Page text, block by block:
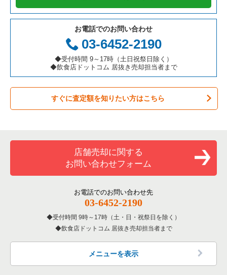
テイクアウトの居抜き売却物件の案件一覧
お弁当・惣菜・デリの居抜き売却物件の案件一覧
カラオケ・パブ・スナックの居抜き売却物件の案件一覧
バーの居抜き売却物件の案件一覧
居酒屋・ダイニングバーの居抜き売却物件の案件一覧
洋食の居抜き売却物件の案件一覧
その他の居抜き売却物件の案件一覧
岐阜県の飲食店の居抜き売却物件の案件一覧
三重県の飲食店の居抜き売却物件の案件一覧
横浜市港北区の飲食店の居抜き売却物件の案件一覧
横浜市神奈川区の飲食店の居抜き売却物件の案件一覧
横浜市都筑区の飲食店の居抜き売却物件の案件一覧
横浜市西区の飲食店の居抜き売却物件の案件一覧
川崎市宮前区の飲食店の居抜き売却物件の案件一覧
川崎市幸区の飲食店の居抜き売却物件の案件一覧
厚木市の飲食店の居抜き売却物件の案件一覧
中郡の飲食店の居抜き売却物件の案件一覧
三浦郡の飲食店の居抜き売却物件の案件一覧
神奈川県の鉄板焼き・お好み焼の居抜き売却物件の案件一覧
神奈川県のアジア料理の居抜き売却物件の案件一覧
神奈川県のカフェの居抜き売却物件の案件一覧
神奈川県のテイクアウトの居抜き売却物件の案件一覧
神奈川県のお弁当・惣菜・デリの居抜き売却物件の案件一覧
神奈川県のバーの居抜き売却物件の案件一覧
神奈川県の居酒屋・ダイニングバーの居抜き売却物件の案件一
神奈川県の専門料理の居抜き売却物件の案件一覧
神奈川県の和食の居抜き売却物件の案件一覧
神奈川県の洋食の居抜き売却物件の案件一覧
横浜市金沢区のお弁当・惣菜・デリの居抜き売却物件の案件一
横浜市金沢区のカラオケ・パブ・スナックの居抜き売却物件の
横浜市金沢区の居酒屋・ダイニングバーの居抜き売却物件の案
お電話でのお問い合わせ
03-6452-2190
◆受付時間 9～17時（土日祝祭日除く）
◆飲食店ドットコム 居抜き売却担当者まで
すぐに査定額を知りたい方はこちら
店舗売却に関する
お問い合わせフォーム
お電話でのお問い合わせ先
03-6452-2190
受付時間 9時～17時（土・日・祝祭日を除く）
飲食店ドットコム 居抜き売却担当者まで
メニューを表示